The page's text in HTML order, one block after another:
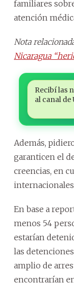
familiares
atención
Nota
Nicaragua
Recibí las
al canal de
Además,
garanticen el
creencias, en
En base a
menos 54
estarían
las
amplio de
encontrarían